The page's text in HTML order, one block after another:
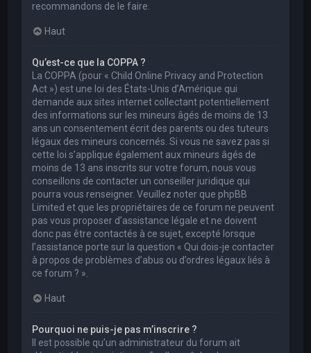
recommandons de le faire.
Haut
Qu’est-ce que la COPPA ?
La COPPA (pour « Child Online Privacy and Protection
Act ») est une loi des États-Unis d’Amérique qui
demande aux sites internet collectant potentiellement
des informations sur les mineurs âgés de moins de 13
ans un consentement écrit des parents ou des tuteurs
légaux des mineurs concernés. Si vous ne savez pas si
cette loi s’applique également aux mineurs âgés de
moins de 13 ans inscrits sur votre forum, nous vous
conseillons de contacter un conseiller juridique qui
pourra vous renseigner. Veuillez noter que phpBB
Limited et que les propriétaires de ce forum ne peuvent
pas vous proposer d’assistance légale et ne doivent
donc pas être contactés à ce sujet, excepté lorsque
l’assistance porte sur la question « Qui dois-je contacter
à propos de problèmes d’abus ou d’ordres légaux liés à
ce forum ? ».
Haut
Pourquoi ne puis-je pas m’inscrire ?
Il est possible qu’un administrateur du forum ait